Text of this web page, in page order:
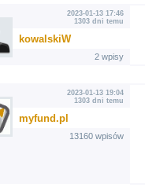
2023-01-13 17:46
1303 dni temu
kowalskiW
2 wpisy
2023-01-13 19:04
1303 dni temu
myfund.pl
13160 wpisów